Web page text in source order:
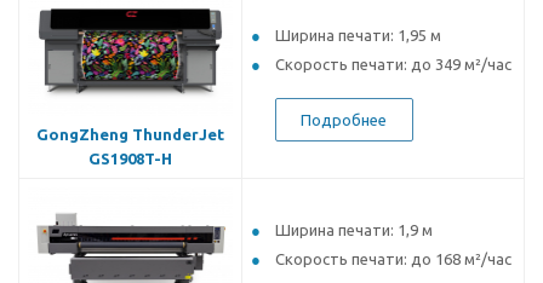
GongZheng ThunderJet
GS1908T-H
Ширина печати: 1,95 м
Скорость печати: до 349 м²/час
Подробнее
Ширина печати: 1,9 м
Скорость печати: до 168 м²/час